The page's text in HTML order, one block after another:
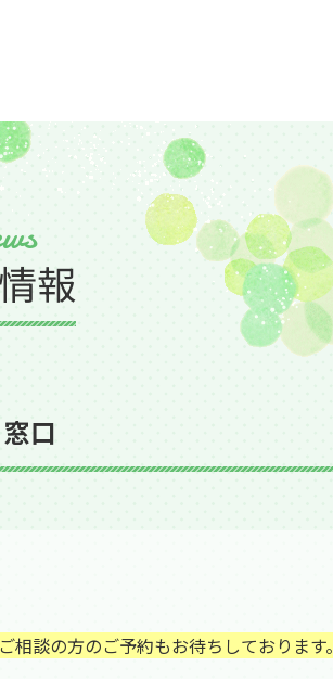
報
口
談の方のご予約もお待ちしております。